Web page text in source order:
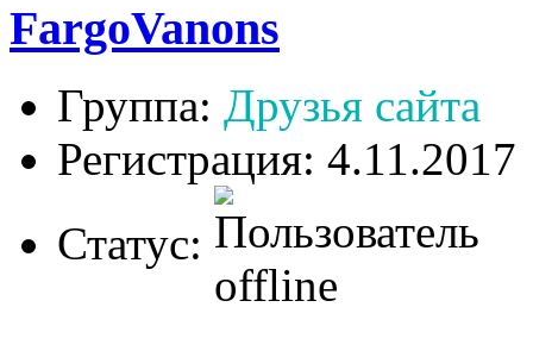
FargoVanons
Группа: Друзья сайта
Регистрация: 4.11.2017
Статус: